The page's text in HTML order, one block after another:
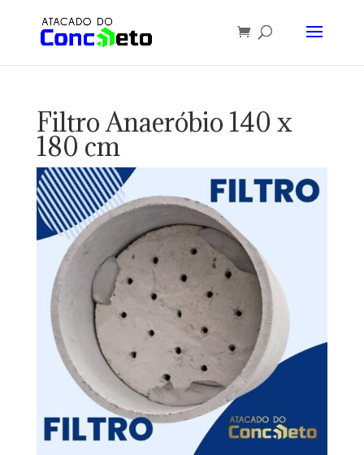
Filtro Anaeróbio 140 x
180 cm